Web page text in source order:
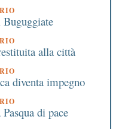
Buguggiate
alla città
diventa impegno
di pace